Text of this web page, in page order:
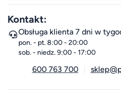
Kontakt:
Obsługa klienta 7 dni w
pon. - pt. 8:00 - 20:00
sob. - niedz. 9:00 - 17:00
600 763 700